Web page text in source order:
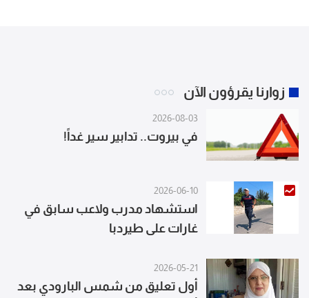
زوارنا يقرؤون الآن
2026-08-03
في بيروت.. تدابير سير غداً!
2026-06-10
استشهاد مدرب ولاعب سابق في
غارات على طيردبا
2026-05-21
أول تعليق من شمس البارودي بعد